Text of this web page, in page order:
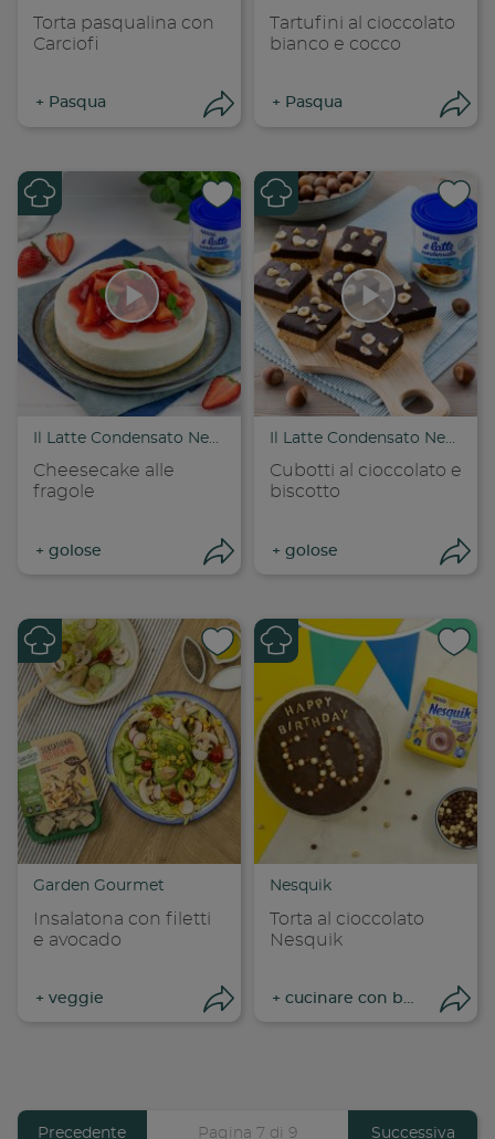
Torta pasqualina con
Carciofi
+ Pasqua
Condividi su
Copia link
Tartufini al cioccolato
bianco e cocco
+ Pasqua
Il Latte Condensato Nestlé
Cheesecake alle
fragole
+ golose
Condividi su
Copia link
Il Latte Condensato Nestlé
Cubotti al cioccolato e
biscotto
+ golose
Garden Gourmet
Insalatona con filetti
e avocado
+ veggie
Nesquik
Torta al cioccolato
Nesquik
+ cucinare con bambini
Previous
Precedente Pagina 7 di 9 Pagina
Successiva